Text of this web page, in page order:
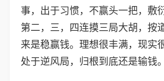
事，出于习惯，不赢头一把，敷
第二，三，四连摸三局大胡，按
来是稳赢钱。理想很丰满，现实
处于逆风局，归根到底还是输钱。